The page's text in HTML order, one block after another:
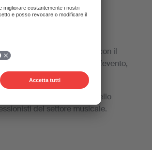
tradizionale e folk e, con il
per i live act. L’evento,
dal 1994.
per la musica dal vivo a livello
del settore musicale.